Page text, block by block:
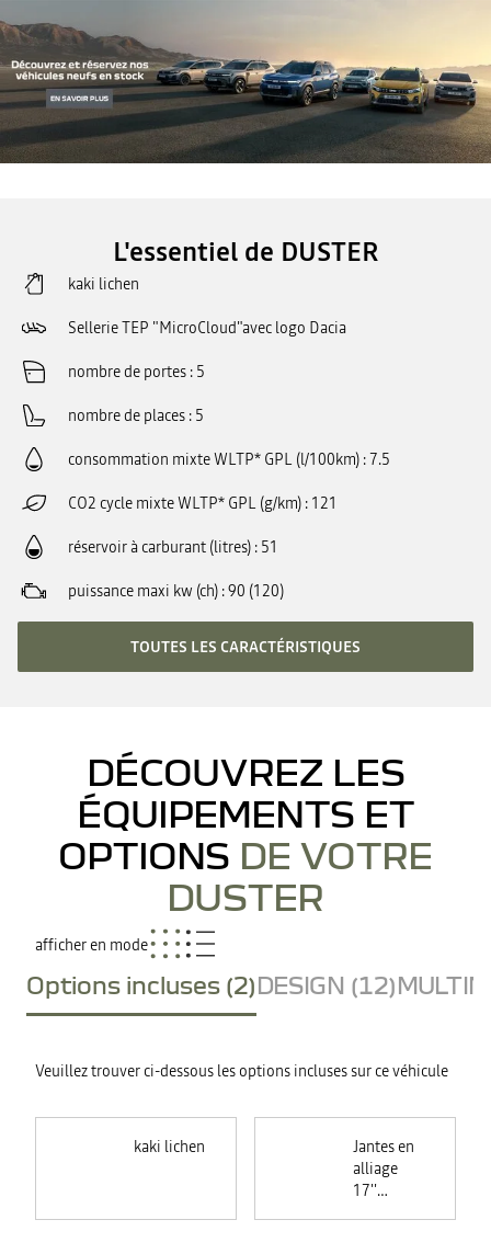
L'essentiel de DUSTER
kaki lichen
Sellerie TEP "MicroCloud"avec logo Dacia
nombre de portes 5
nombre de places 5
consommation mixte WLTP* GPL (l/100km) 7.5
CO2 cycle mixte WLTP* GPL (g/km) 121
réservoir à carburant (litres) 51
puissance maxi kw (ch) 90 (120)
TOUTES LES CARACTÉRISTIQUES
DÉCOUVREZ LES
ÉQUIPEMENTS ET
OPTIONS DE VOTRE
DUSTER
afficher en mode
Options incluses (2)DESIGN (12)
Veuillez trouver ci-dessous les options incluses sur ce véhicule
kaki lichen
Jantes en
alliage
17''